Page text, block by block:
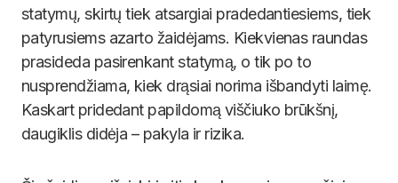
statymų, skirtų tiek atsargiai pradedantiesiems, tiek
patyrusiems azarto žaidėjams. Kiekvienas raundas
prasideda pasirenkant statymą, o tik po to
nusprendžiama, kiek drąsiai norima išbandyti laimę.
Kaskart pridedant papildomą viščiuko brūkšnį,
daugiklis didėja – pakyla ir rizika.